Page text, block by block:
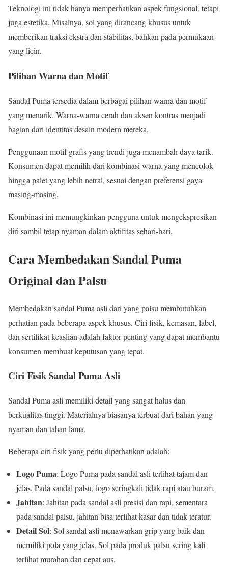
Teknologi ini tidak hanya memperhatikan aspek fungsional, tetapi
juga estetika. Misalnya, sol yang dirancang khusus untuk
memberikan traksi ekstra dan stabilitas, bahkan pada permukaan
yang licin.
Pilihan Warna dan Motif
Sandal Puma tersedia dalam berbagai pilihan warna dan motif
yang menarik. Warna-warna cerah dan aksen kontras menjadi
bagian dari identitas desain modern mereka.
Penggunaan motif grafis yang trendi juga menambah daya tarik.
Konsumen dapat memilih dari kombinasi warna yang mencolok
hingga palet yang lebih netral, sesuai dengan preferensi gaya
masing-masing.
Kombinasi ini memungkinkan pengguna untuk mengekspresikan
diri sambil tetap nyaman dalam aktifitas sehari-hari.
Cara Membedakan Sandal Puma
Original dan Palsu
Membedakan sandal Puma asli dari yang palsu membutuhkan
perhatian pada beberapa aspek khusus. Ciri fisik, kemasan, label,
dan sertifikat keaslian adalah faktor penting yang dapat membantu
konsumen membuat keputusan yang tepat.
Ciri Fisik Sandal Puma Asli
Sandal Puma asli memiliki detail yang sangat halus dan
berkualitas tinggi. Materialnya biasanya terbuat dari bahan yang
nyaman dan tahan lama.
Beberapa ciri fisik yang perlu diperhatikan adalah:
Logo Puma: Logo Puma pada sandal asli terlihat tajam dan
jelas. Pada sandal palsu, logo seringkali tidak rapi atau buram.
Jahitan: Jahitan pada sandal asli presisi dan rapi, sementara
pada sandal palsu, jahitan bisa terlihat kasar dan tidak teratur.
Detail Sol: Sol sandal asli menawarkan grip yang baik dan
memiliki pola yang jelas. Sol pada produk palsu sering kali
terlihat murahan dan cepat aus.